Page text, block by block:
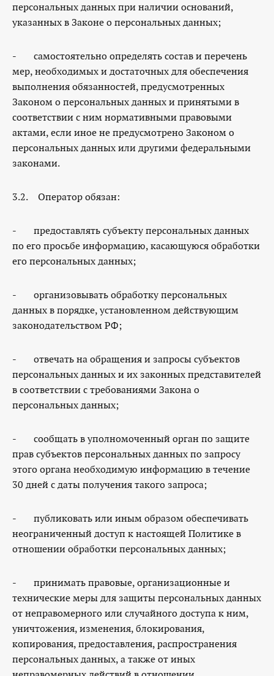
персональных данных при наличии оснований,
указанных в Законе о персональных данных;
- самостоятельно определять состав и перечень
мер, необходимых и достаточных для обеспечения
выполнения обязанностей, предусмотренных
Законом о персональных данных и принятыми в
соответствии с ним нормативными правовыми
актами, если иное не предусмотрено Законом о
персональных данных или другими федеральными
законами.
3.2. Оператор обязан:
- предоставлять субъекту персональных данных
по его просьбе информацию, касающуюся обработки
его персональных данных;
- организовывать обработку персональных
данных в порядке, установленном действующим
законодательством РФ;
- отвечать на обращения и запросы субъектов
персональных данных и их законных представителей
в соответствии с требованиями Закона о
персональных данных;
- сообщать в уполномоченный орган по защите
прав субъектов персональных данных по запросу
этого органа необходимую информацию в течение
30 дней с даты получения такого запроса;
- публиковать или иным образом обеспечивать
неограниченный доступ к настоящей Политике в
отношении обработки персональных данных;
- принимать правовые, организационные и
технические меры для защиты персональных данных
от неправомерного или случайного доступа к ним,
уничтожения, изменения, блокирования,
копирования, предоставления, распространения
персональных данных, а также от иных